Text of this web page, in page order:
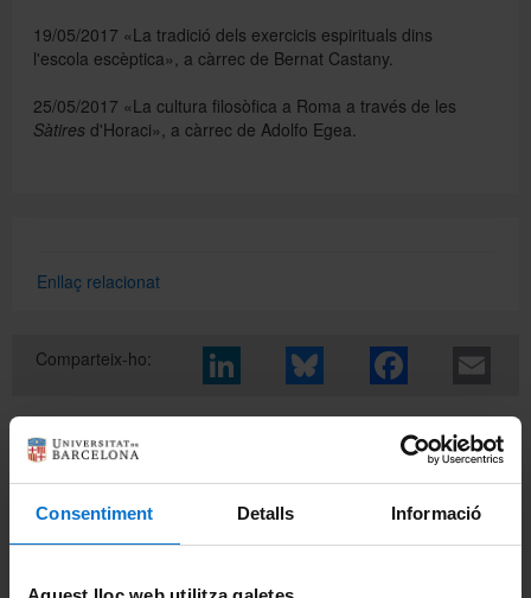
Consentiment Detalls Informació
Español
English
19/05/2017 «La tradició dels exercicis espirituals dins
l'escola escèptica», a càrrec de Bernat Castany.
25/05/2017 «La cultura filosòfica a Roma a través de les
Sàtires d'Horaci», a càrrec de Adolfo Egea.
Enllaç relacionat
Comparteix-ho:
Imprimeix
Portals i intranets
Portal d'estudiants